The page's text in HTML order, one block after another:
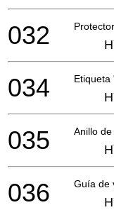
032
Etiqueta
034
Anillo
035
Guía de
036